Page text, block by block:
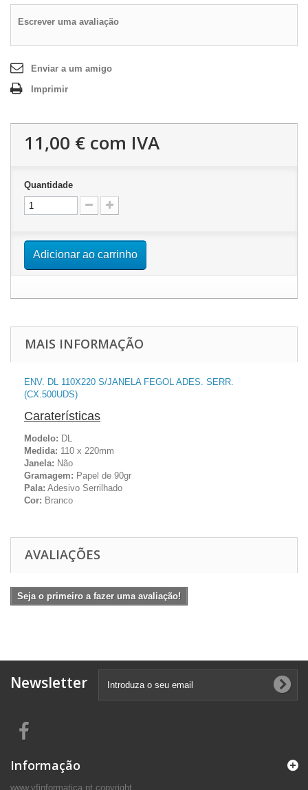
Escrever uma avaliação
Enviar a um amigo
Imprimir
11,00 € com IVA
Quantidade
Adicionar ao carrinho
MAIS INFORMAÇÃO
ENV. DL 110X220 S/JANELA FEGOL ADES. SERR.
(CX.500UDS)
Caraterísticas
Modelo: DL
Medida: 110 x 220mm
Janela: Não
Gramagem: Papel de 90gr
Pala: Adesivo Serrilhado
Cor: Branco
AVALIAÇÕES
Seja o primeiro a fazer uma avaliação!
Newsletter
Informação
www.vfinformatica.pt copyright.